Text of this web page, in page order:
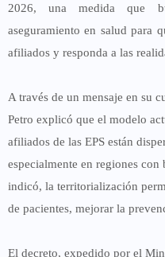
2026, una medida que
aseguramiento en salud para
afiliados y responda a las
A través de un mensaje en su
Petro explicó que el modelo
afiliados de las EPS están
especialmente en regiones
indicó, la territorialización
de pacientes, mejorar la
El decreto, expedido por el